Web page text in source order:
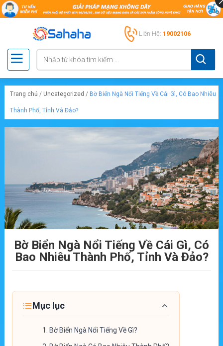
Liên Hệ: 19002106
Trang chủ / Uncategorized / Bờ Biển Ngà Nổi Tiếng Về Cái Gì, Có Bao Nhiêu
Thành Phố, Tỉnh Và Đảo?
Bờ Biển Ngà Nổi Tiếng Về Cái Gì, Có
Bao Nhiêu Thành Phố, Tỉnh Và Đảo?
Mục lục
1. Bờ Biển Ngà Nổi Tiếng Về Gì?